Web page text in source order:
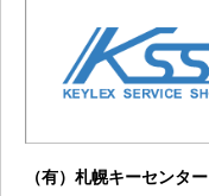
（有）札幌キーセンター